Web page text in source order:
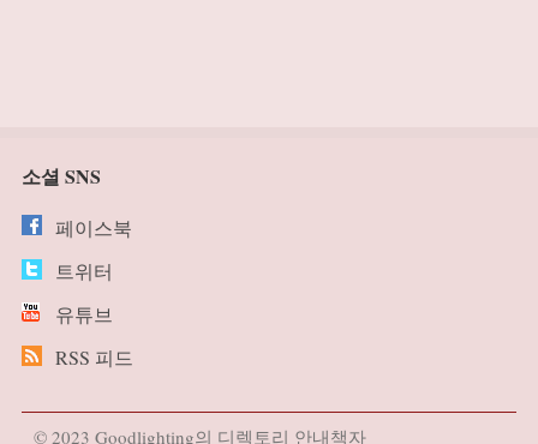
소셜 SNS
페이스북
트위터
유튜브
RSS 피드
© 2023 Goodlighting의 디렉토리 안내책자